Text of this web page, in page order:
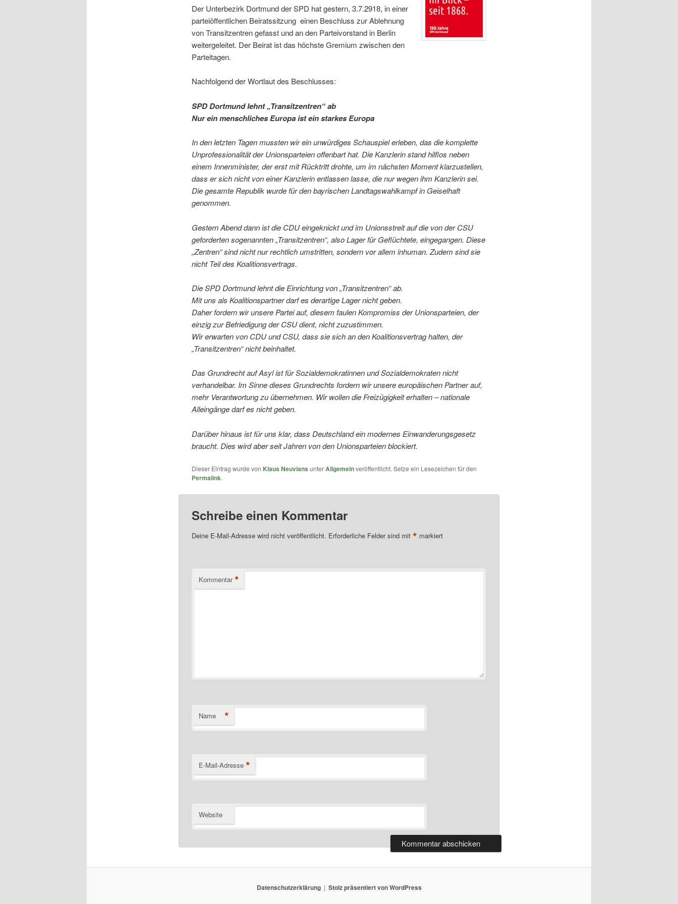
Der Unterbezirk Dortmund der SPD hat gestern, 3.7.2918, in einer
parteiöffentlichen Beiratssitzung einen Beschluss zur Ablehnung
von Transitzentren gefasst und an den Parteivorstand in Berlin
weitergeleitet. Der Beirat ist das höchste Gremium zwischen den
Parteitagen.
Nachfolgend der Wortlaut des Beschlusses:
SPD Dortmund lehnt „Transitzentren“ ab
Nur ein menschliches Europa ist ein starkes Europa
In den letzten Tagen mussten wir ein unwürdiges Schauspiel erleben, das die komplette
Unprofessionalität der Unionsparteien offenbart hat. Die Kanzlerin stand hilflos neben
einem Innenminister, der erst mit Rücktritt drohte, um im nächsten Moment klarzustellen,
dass er sich nicht von einer Kanzlerin entlassen lasse, die nur wegen ihm Kanzlerin sei.
Die gesamte Republik wurde für den bayrischen Landtagswahlkampf in Geiselhaft
genommen.
Gestern Abend dann ist die CDU eingeknickt und im Unionsstreit auf die von der CSU
geforderten sogenannten „Transitzentren“, also Lager für Geflüchtete, eingegangen. Diese
„Zentren“ sind nicht nur rechtlich umstritten, sondern vor allem inhuman. Zudem sind sie
nicht Teil des Koalitionsvertrags.
Die SPD Dortmund lehnt die Einrichtung von „Transitzentren“ ab.
Mit uns als Koalitionspartner darf es derartige Lager nicht geben.
Daher fordern wir unsere Partei auf, diesem faulen Kompromiss der Unionsparteien, der
einzig zur Befriedigung der CSU dient, nicht zuzustimmen.
Wir erwarten von CDU und CSU, dass sie sich an den Koalitionsvertrag halten, der
„Transitzentren“ nicht beinhaltet.
Das Grundrecht auf Asyl ist für Sozialdemokratinnen und Sozialdemokraten nicht
verhandelbar. Im Sinne dieses Grundrechts fordern wir unsere europäischen Partner auf,
mehr Verantwortung zu übernehmen. Wir wollen die Freizügigkeit erhalten – nationale
Alleingänge darf es nicht geben.
Darüber hinaus ist für uns klar, dass Deutschland ein modernes Einwanderungsgesetz
braucht. Dies wird aber seit Jahren von den Unionsparteien blockiert.
Dieser Eintrag wurde von Klaus Neuvians unterAllgemeinveröffentlicht. Setze ein Lesezeichen für den
Permalink.
Schreibe einen Kommentar
Deine E-Mail-Adresse wird nicht veröffentlicht. Erforderliche Felder sind mit * markiert
Kommentar *
Name *
E-Mail-Adresse *
Website
Datenschutzerklärung Stolz präsentiert von WordPress